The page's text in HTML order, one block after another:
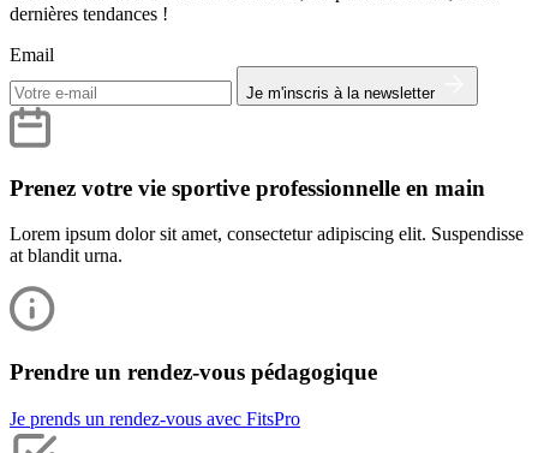
dernières tendances !
Email
Je m'inscris à la newsletter
Prenez votre vie sportive professionnelle en main
Lorem ipsum dolor sit amet, consectetur adipiscing elit. Suspendisse
at blandit urna.
Prendre un rendez-vous pédagogique
Je prends un rendez-vous avec FitsPro